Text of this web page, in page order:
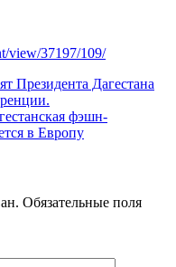
view/37197/109/
Президента Дагестана
фэшн-
в Европу
Обязательные поля